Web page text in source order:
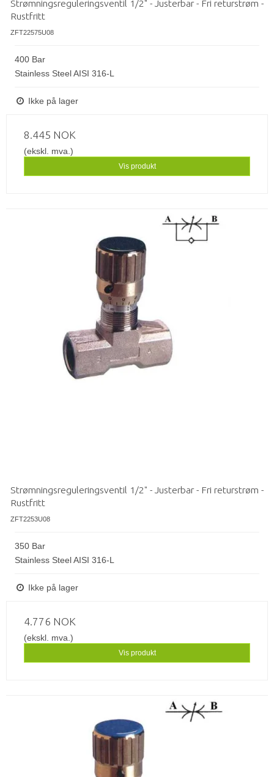
Strømningsreguleringsventil 1/2" - Justerbar - Fri returstrøm -
Rustfritt
ZFT22575U08
400 Bar
Stainless Steel AISI 316-L
Ikke på lager
8.445 NOK
(ekskl. mva.)
Vis produkt
Strømningsreguleringsventil 1/2" - Justerbar - Fri returstrøm -
Rustfritt
ZFT2253U08
350 Bar
Stainless Steel AISI 316-L
Ikke på lager
4.776 NOK
(ekskl. mva.)
Vis produkt